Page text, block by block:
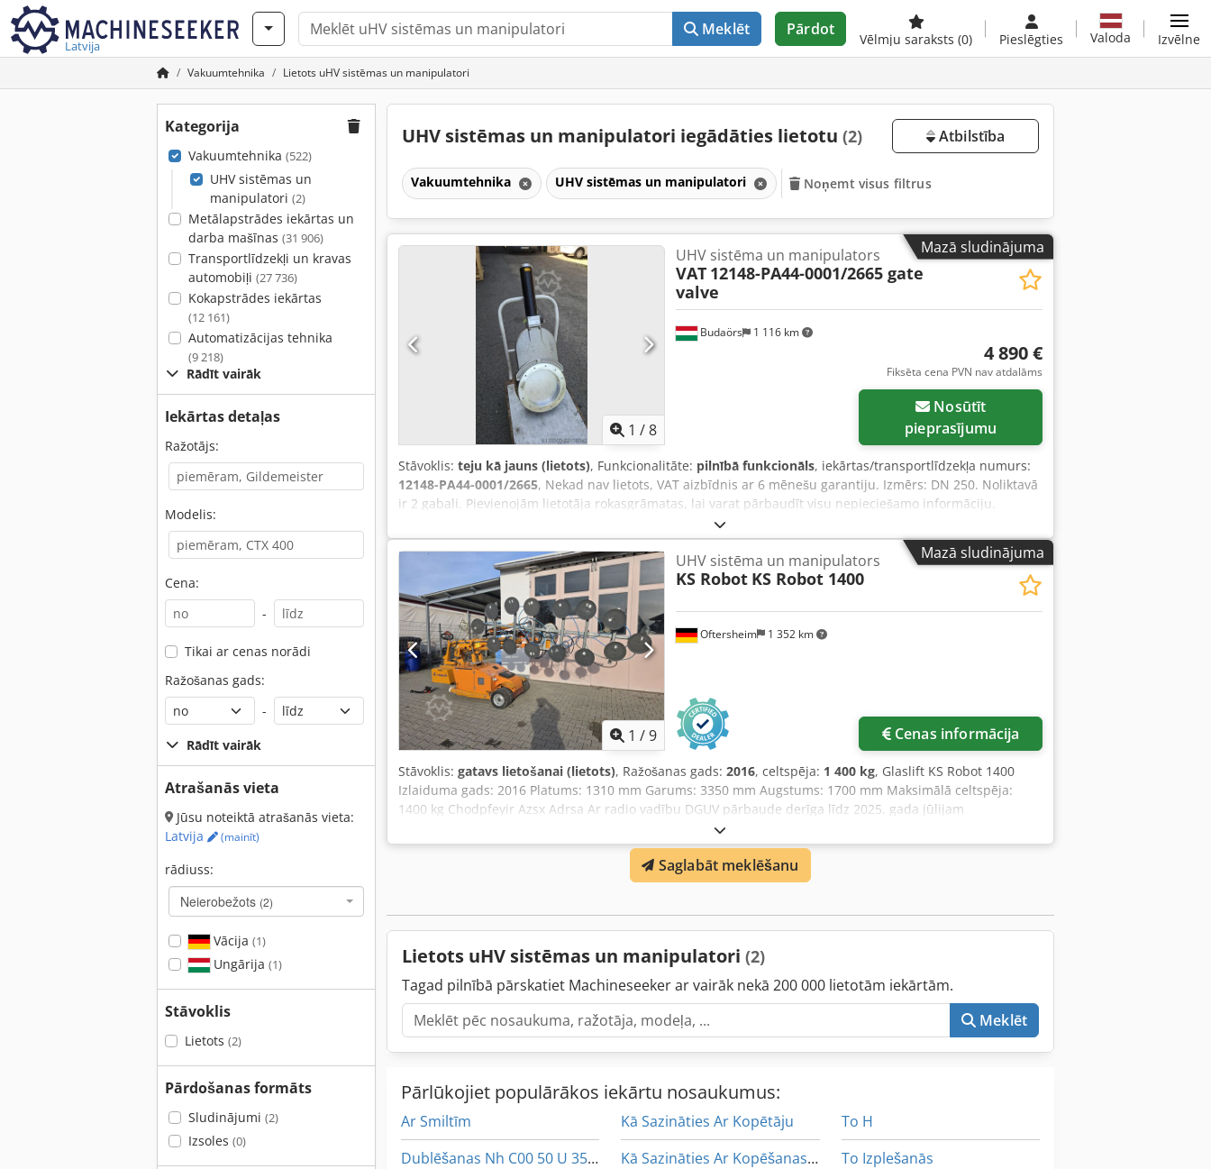
Latvija
Meklēt Pārdot
Vēlmju saraksts (0) Pieslēgties Valoda Izvēlne
Vakuumtehnika Lietots uHV sistēmas un manipulatori
Kategorija
Vakuumtehnika (522)
UHV sistēmas un
manipulatori (2)
Metālapstrādes iekārtas un
darba mašīnas (31 906)
Transportlīdzekļi un kravas
automobiļi (27 736)
Kokapstrādes iekārtas
(12 161)
Automatizācijas tehnika
(9 218)
Rādīt vairāk
Iekārtas detaļas
Ražotājs:
Modelis:
Cena:
-
Tikai ar cenas norādi
Ražošanas gads:
-
Rādīt vairāk
Atrašanās vieta
Jūsu noteiktā atrašanās vieta:
Latvija
(mainīt)
rādiuss:
Neierobežots (2)
Vācija (1)
Ungārija (1)
Stāvoklis
Lietots (2)
Pārdošanas formāts
Sludinājumi (2)
Izsoles (0)
UHV sistēmas un manipulatori iegādāties lietotu (2) Atbilstība
Vakuumtehnika UHV sistēmas un manipulatori Noņemt visus filtrus
Mazā sludinājuma
1 /8
Budaörs 1 116 km
UHV sistēma un manipulators
VAT 12148-PA44-0001/2665 gate
valve
4 890 €
Fiksēta cena PVN nav atdalāms
pieprasījumu
Stāvoklis: teju kā jauns (lietots), Funkcionalitāte: pilnībā funkcionāls, iekārtas/transportlīdzekļa numurs:
12148-PA44-0001/2665, Nekad nav lietots, VAT aizbīdnis ar 6 mēnešu garantiju. Izmērs: DN 250. Noliktavā
ir 2 gabali. Pievienojām lietotāja rokasgrāmatas, lai varat pārbaudīt visu nepieciešamo informāciju.
Mazā sludinājuma
1 /9
Oftersheim 1 352 km
UHV sistēma un manipulators
KS Robot KS Robot 1400
Cenas informācija
Stāvoklis: gatavs lietošanai (lietots), Ražošanas gads: 2016, celtspēja: 1 400 kg, Glaslift KS Robot 1400
Izlaiduma gads: 2016 Platums: 1310 mm Garums: 3350 mm Augstums: 1700 mm Maksimālā celtspēja:
1400 kg Chodpfeyir Azsx Adrsa Ar radio vadību DGUV pārbaude derīga līdz 2025. gada jūlijam
Piedāvājums ir paredzēts tikai komersantiem saskaņā ar BGB 14. pantu.
Saglabāt meklēšanu
Lietots uHV sistēmas un manipulatori (2)
Tagad pilnībā pārskatiet Machineseeker ar vairāk nekā 200 000 lietotām iekārtām.
Meklēt
Pārlūkojiet populārākos iekārtu nosaukumus:
Ar Smiltīm
Dublēšanas Nh C00 50 U 35 U 32
Kā Sazināties Ar Kopētāju
Kā Sazināties Ar Kopēšanas Rāmis
To H
To Izplešanās